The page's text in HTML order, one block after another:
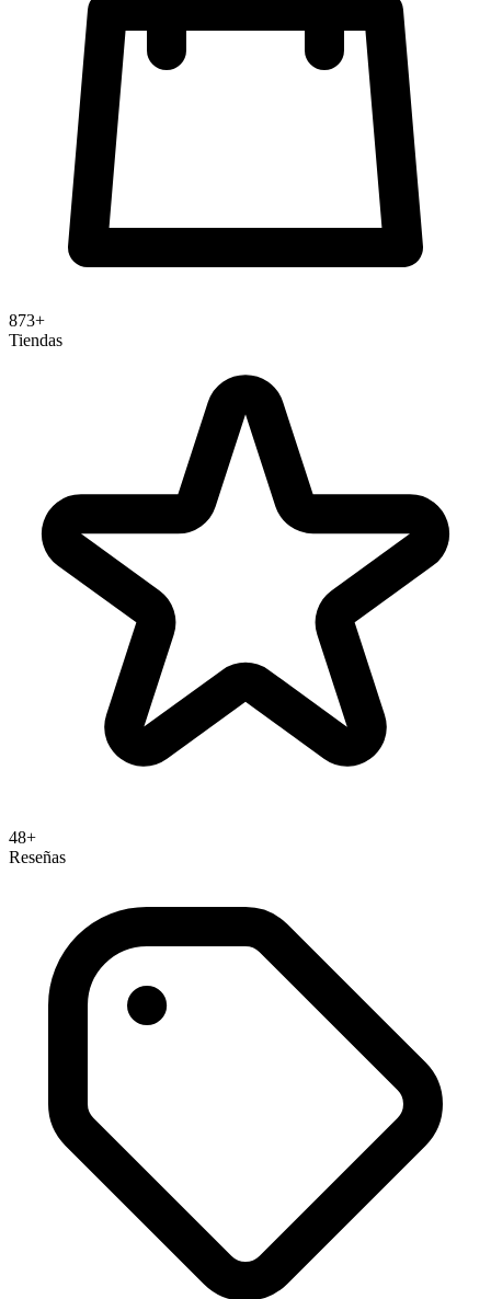
justifican para tiendas de ticket medio-alto. Para el
mercado español, SeQura es una alternativa local a
considerar.
Características Principales
Pay in 3 o 4: pagos fraccionados sin intereses cada
semanas con primer pago inmediato
Financiación: plazos de 3 a 24 meses con APR del
al 35.99% según perfil crediticio
On-Site Messaging: widgets de pago flexible en
páginas de producto y checkout
Sign-in with Klarna: login con pagos y preferencias
preconfiguradas para compra personalizada
Express Checkout: proceso de pago 5x más rápido
el checkout estándar
Klarna App: comparador de precios, cashback,
devoluciones y ofertas personalizadas (4,8/5 App
Seller Protection: Klarna asume riesgo de crédito y
fraude al 100%
API para checkout custom, headless commerce y
plataformas propietarias
Se integra con 10 herramientas
Shopify WooCommerce PrestaShop
Payments
873+
Tiendas
48+
Reseñas